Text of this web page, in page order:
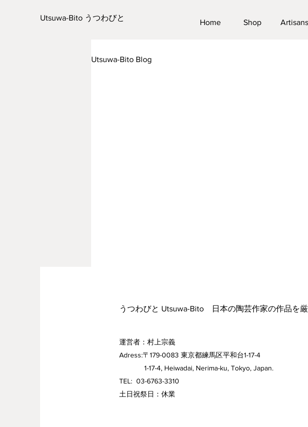
Utsuwa-Bito うつわびと
Home Shop Artisans
Utsuwa-Bito Blog
うつわびと Utsuwa-Bito 日本の陶芸作家の作品を
運営者：村上宗義
Adress:〒179-0083 東京都練馬区平和台1-17-4
1-17-4, Heiwadai, Nerima-ku, Tokyo, Japan.
TEL: 03-6763-3310
​土日祝祭日：休業